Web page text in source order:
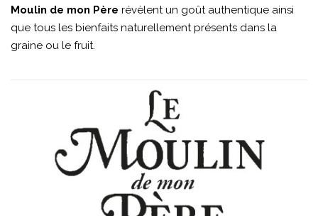
Moulin de mon Père révèlent un goût authentique ainsi
que tous les bienfaits naturellement présents dans la
graine ou le fruit.